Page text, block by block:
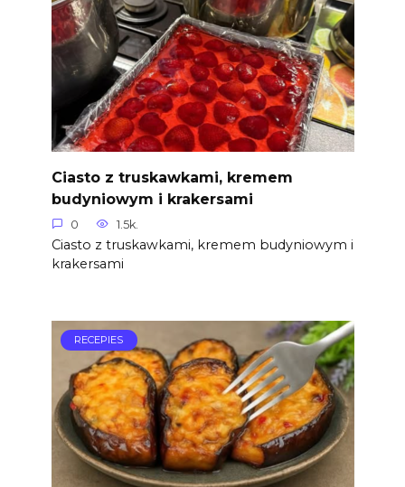
Ciasto z truskawkami, kremem
budyniowym i krakersami
0 1.5k.
Ciasto z truskawkami, kremem budyniowym i
krakersami
RECEPIES